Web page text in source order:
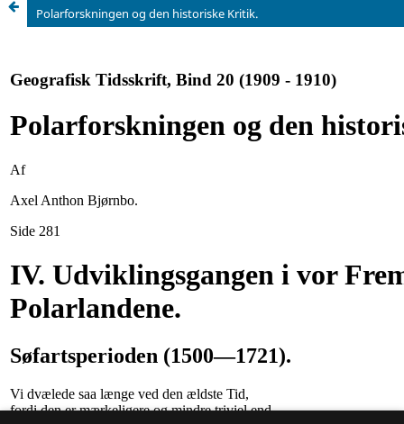
Polarforskningen og den historiske Kritik.